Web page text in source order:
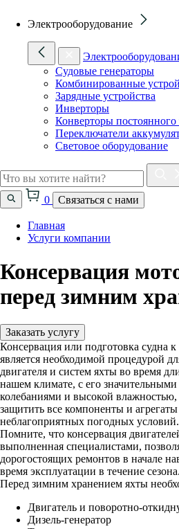
Электрооборудование
Судовые генераторы
Комбинированные
Зарядные устройства
Инверторы
Конверторы постоянного
Переключатели
Световое оборудование
0 Связаться с нами
Главная
Услуги компании
Консервация
перед зимним
Заказать услугу
Консервация или подготовка судна
является необходимой процедурой
двигателя и систем яхты во время
нашем климате, с его
колебаниями и высокой
защитить все компоненты и агрегаты
неблагоприятных погодных условий.
Помните, что консервация
выполненная специалистами,
дорогостоящих ремонтов в начале
время эксплуатации в течение сезона.
Перед зимним хранением яхты
Двигатель и поворотно-
Дизель-генератор